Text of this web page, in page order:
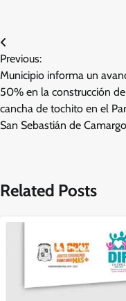
Navegación
de
entradas
Previous:
Municipio informa un
50% en la construcción
cancha de tochito en el
San Sebastián de Camargo
Related Posts